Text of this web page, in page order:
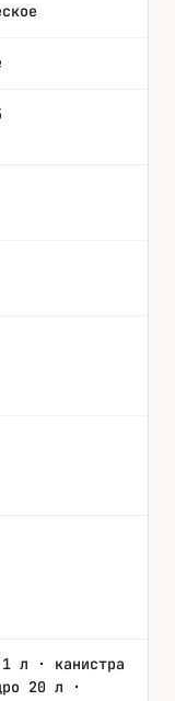
1 л · канистра
20 л ·